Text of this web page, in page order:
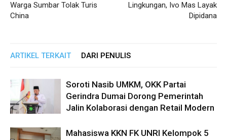
Warga Sumbar Tolak Turis
China
Lingkungan, Ivo Mas Layak
Dipidana
ARTIKEL TERKAIT DARI PENULIS
Soroti Nasib UMKM, OKK Partai
Gerindra Dumai Dorong Pemerintah
Jalin Kolaborasi dengan Retail Modern
Mahasiswa KKN FK UNRI Kelompok 5